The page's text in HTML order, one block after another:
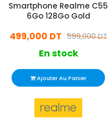
Smartphone Realme C55
6Go 128Go Gold
599,000 DT
499,000 DT
En stock
Ajouter Au Panier